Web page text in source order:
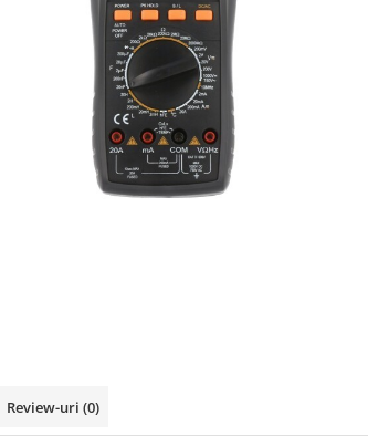
Review-uri (0)